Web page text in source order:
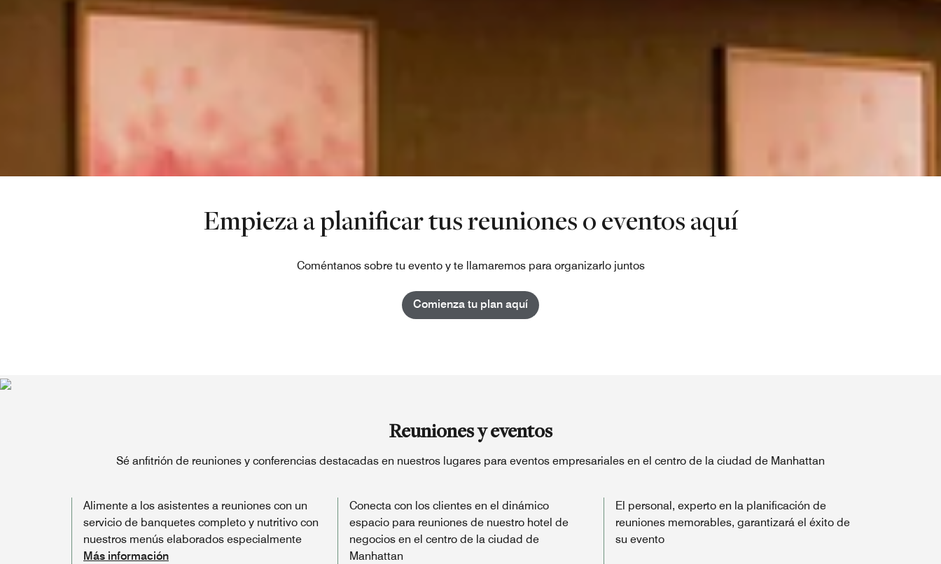
Empieza a planificar tus reuniones o eventos aquí
Coméntanos sobre tu evento y te llamaremos para organizarlo juntos
Comienza tu plan aquí
Reuniones y eventos
Sé anfitrión de reuniones y conferencias destacadas en nuestros lugares para eventos empresariales en el centro de la ciudad de Manhattan
Alimente a los asistentes a reuniones con un
servicio de banquetes completo y nutritivo con
nuestros menús elaborados especialmente
Más información
Conecta con los clientes en el dinámico
espacio para reuniones de nuestro hotel de
negocios en el centro de la ciudad de
Manhattan
El personal, experto en la planificación de
reuniones memorables, garantizará el éxito de
su evento